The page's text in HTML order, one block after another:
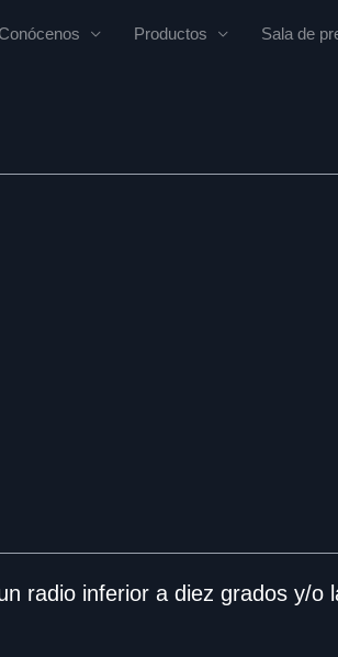
Productos Sala de
radio inferior a diez grados y/o